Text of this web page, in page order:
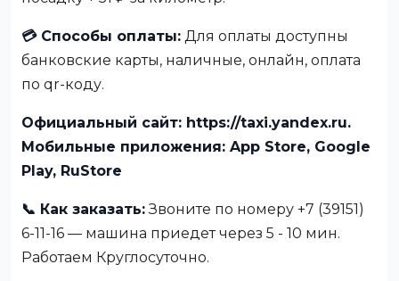
💳 Способы оплаты: Для оплаты доступны
банковские карты, наличные, онлайн, оплата
по qr-коду.
Официальный сайт: https://taxi.yandex.ru.
Мобильные приложения: App Store, Google
Play, RuStore
📞 Как заказать:Звоните по номеру +7 (39151)
6-11-16 — машина приедет через 5 - 10 мин.
Работаем Круглосуточно.